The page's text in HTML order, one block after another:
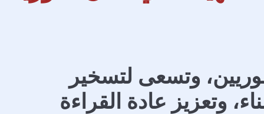
وتسعى لتسخير
وتعزيز عادة القراءة